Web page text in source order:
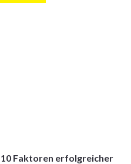
Faktoren erfolgreicher